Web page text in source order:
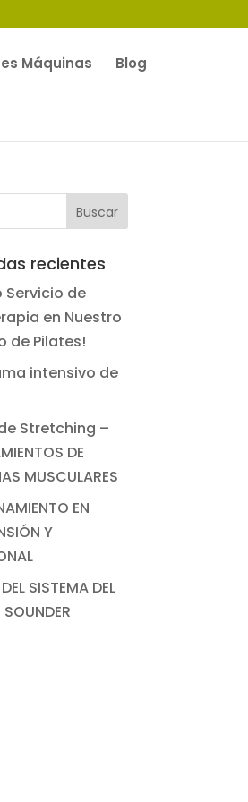
Máquinas Blog
recientes
Servicio de
en Nuestro
de Pilates!
intensivo de
Stretching –
DE
MUSCULARES
EN
Y
SISTEMA DEL